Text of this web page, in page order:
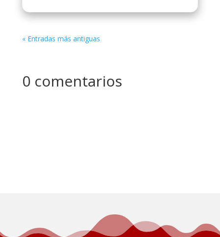
« Entradas más antiguas
0 comentarios